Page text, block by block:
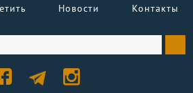
Новости Контакты